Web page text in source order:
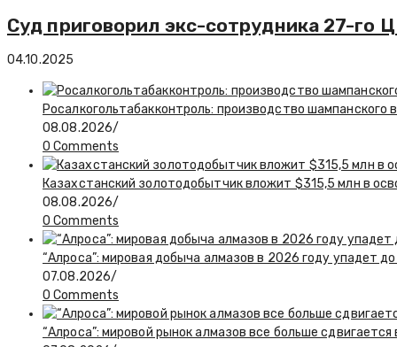
Суд приговорил экс-сотрудника 27-го
04.10.2025
Росалкогольтабакконтроль: производство шампанского
08.08.2026/
0 Comments
Казахстанский золотодобытчик вложит $315,5 млн в
08.08.2026/
0 Comments
“Алроса”: мировая добыча алмазов в 2026 году упадет
07.08.2026/
0 Comments
“Алроса”: мировой рынок алмазов все больше